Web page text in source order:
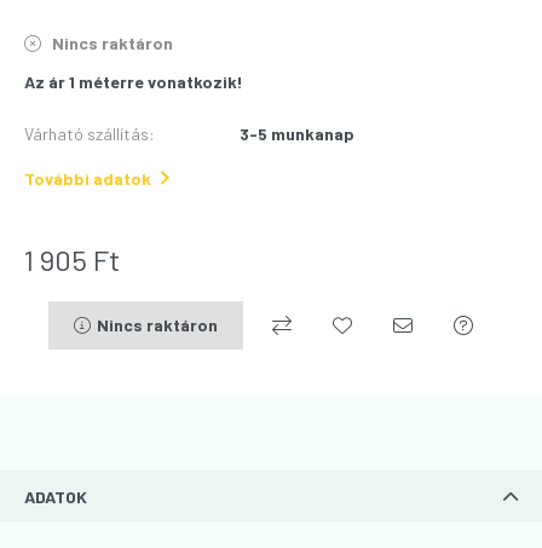
Nincs raktáron
Az ár 1 méterre vonatkozik!
Várható szállítás: 3-5 munkanap
További adatok
1 905 Ft
Nincs raktáron
ADATOK